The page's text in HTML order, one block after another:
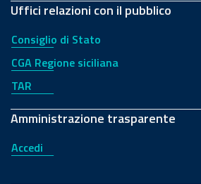
Uffici relazioni con il pubblico
Consiglio di Stato
CGA Regione siciliana
TAR
Amministrazione trasparente
Accedi